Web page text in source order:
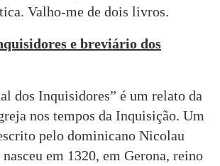
Valho-me de dois livros.
e breviário dos
dos Inquisidores” é um relato da
nos tempos da Inquisição. Um
pelo dominicano Nicolau
em 1320, em Gerona, reino